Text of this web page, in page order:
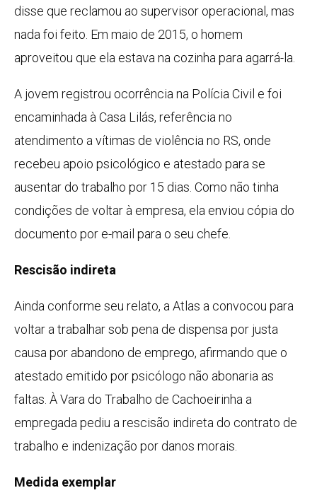
disse que reclamou ao supervisor operacional, mas
nada foi feito. Em maio de 2015, o homem
aproveitou que ela estava na cozinha para agarrá-la.
A jovem registrou ocorrência na Polícia Civil e foi
encaminhada à Casa Lilás, referência no
atendimento a vítimas de violência no RS, onde
recebeu apoio psicológico e atestado para se
ausentar do trabalho por 15 dias. Como não tinha
condições de voltar à empresa, ela enviou cópia do
documento por e-mail para o seu chefe.
Rescisão indireta
Ainda conforme seu relato, a Atlas a convocou para
voltar a trabalhar sob pena de dispensa por justa
causa por abandono de emprego, afirmando que o
atestado emitido por psicólogo não abonaria as
faltas. À Vara do Trabalho de Cachoeirinha a
empregada pediu a rescisão indireta do contrato de
trabalho e indenização por danos morais.
Medida exemplar